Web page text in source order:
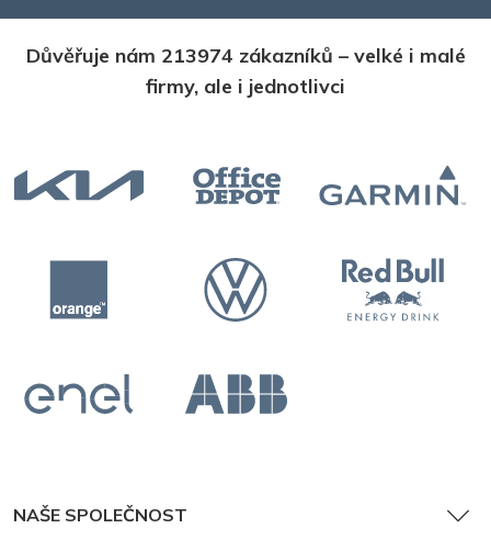
Důvěřuje nám 213974 zákazníků – velké i malé
firmy, ale i jednotlivci
NAŠE SPOLEČNOST